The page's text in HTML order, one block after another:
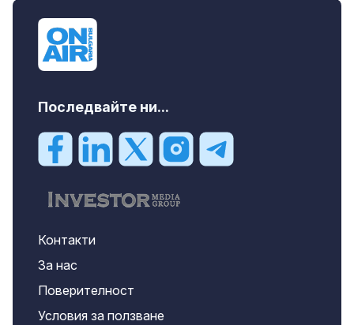
Последвайте ни...
Контакти
За нас
Поверителност
Условия за ползване